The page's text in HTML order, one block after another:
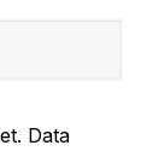
Data